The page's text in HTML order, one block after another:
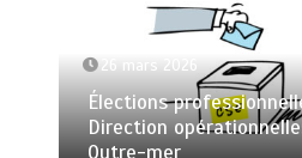
26 mars 2026
Élections
Direction